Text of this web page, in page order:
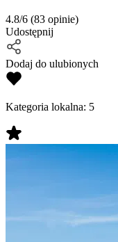
4.8/6 (83 opinie)
Udostępnij
Dodaj do ulubionych
Kategoria lokalna: 5